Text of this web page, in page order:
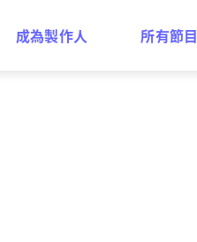
成為製作人 所有節目